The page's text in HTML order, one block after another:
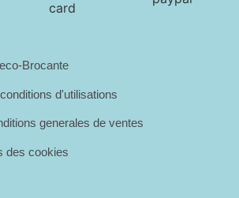
Brocante
d'utilisations
generales de ventes
des cookies